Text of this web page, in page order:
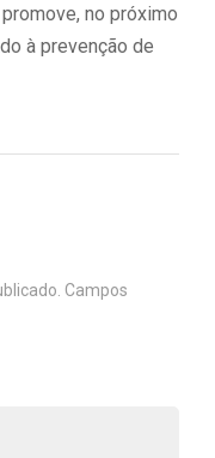
no próximo
à prevenção de
Campos